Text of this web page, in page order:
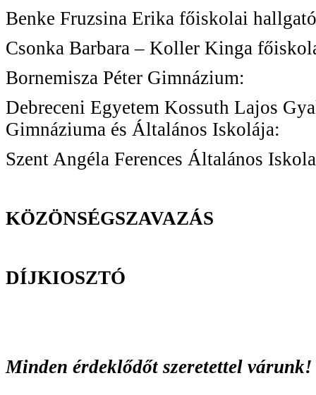
Benke Fruzsina Erika
Csonka Barbara – Koller Kinga
Bornemisza Péter
Debreceni Egyetem Kossuth Lajos
Gimnáziuma és
Szent Angéla Ferences Általános
KÖZÖNSÉGSZAVAZÁS
DÍJKIOSZTÓ
Minden érdeklődőt szeretettel várunk!